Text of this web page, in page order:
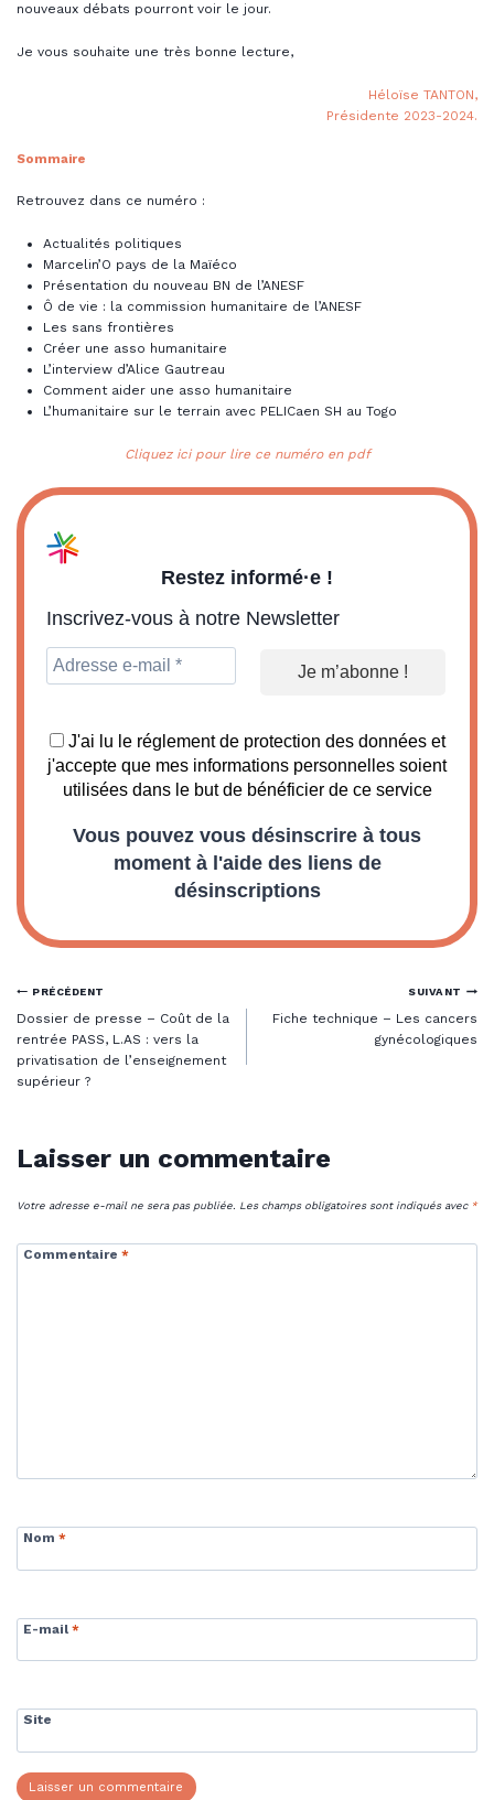
nouveaux débats pourront voir le jour.
Je vous souhaite une très bonne lecture,
Héloïse TANTON,
Présidente 2023-2024.
Sommaire
Retrouvez dans ce numéro :
Actualités politiques
Marcelin’O pays de la Maïéco
Présentation du nouveau BN de l’ANESF
Ô de vie : la commission humanitaire de l’ANESF
Les sans frontières
Créer une asso humanitaire
L’interview d’Alice Gautreau
Comment aider une asso humanitaire
L’humanitaire sur le terrain avec PELICaen SH au Togo
Cliquez ici pour lire ce numéro en pdf
Restez informé·e !
Inscrivez-vous à notre Newsletter
J'ai lu le réglement de protection des données et
j'accepte que mes informations personnelles soient
utilisées dans le but de bénéficier de ce service
Vous pouvez vous désinscrire à tous
moment à l'aide des liens de
désinscriptions
Navigation
de
l’article
PRÉCÉDENT
Dossier de presse – Coût de la
rentrée PASS, L.AS : vers la
privatisation de l’enseignement
supérieur ?
SUIVANT
Fiche technique – Les cancers
gynécologiques
Laisser un commentaire
Votre adresse e-mail ne sera pas publiée. Les champs obligatoires sont indiqués avec *
Commentaire *
Nom *
E-mail *
Site